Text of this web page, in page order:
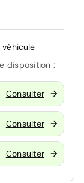
disposition :
Consulter
Consulter
Consulter